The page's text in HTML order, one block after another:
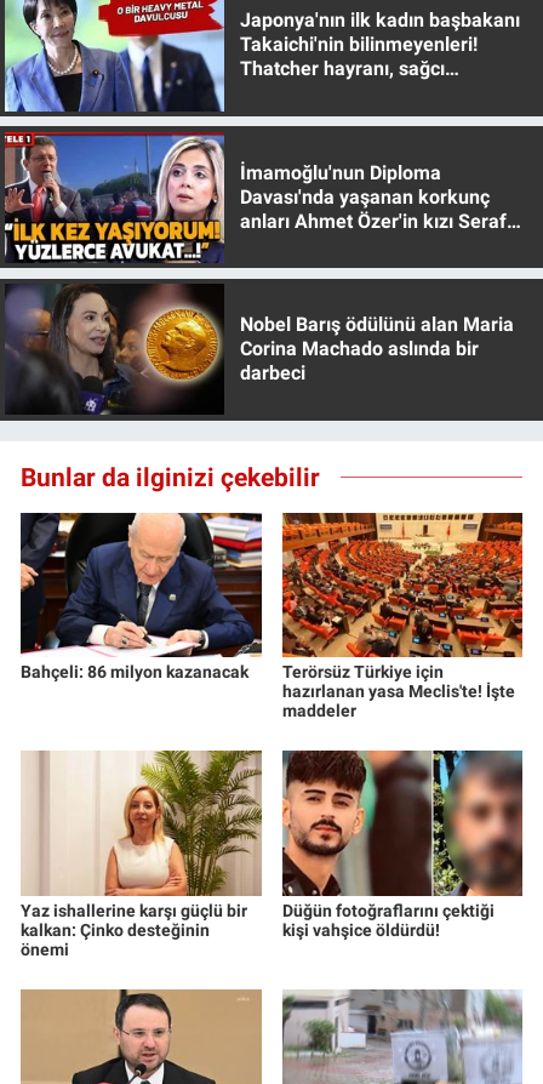
Japonya'nın ilk kadın başbakanı
Takaichi'nin bilinmeyenleri!
Thatcher hayranı, sağcı
İmamoğlu'nun Diploma
Davası'nda yaşanan korkunç
anları Ahmet Özer'in kızı Seraf
Nobel Barış ödülünü alan Maria
Corina Machado aslında bir
darbeci
Bunlar da ilginizi çekebilir
Bahçeli: 86 milyon kazanacak
Terörsüz Türkiye için
hazırlanan yasa Meclis'te! İşte
maddeler
Yaz ishallerine karşı güçlü bir
kalkan: Çinko desteğinin
önemi
Düğün fotoğraflarını çektiği
kişi vahşice öldürdü!